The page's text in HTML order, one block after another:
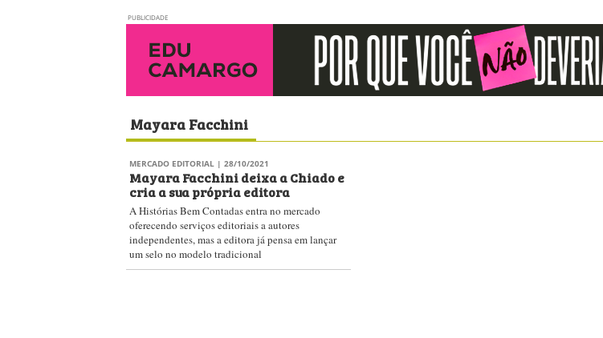
PUBLICIDADE
Mayara Facchini
MERCADO EDITORIAL | 28/10/2021
Mayara Facchini deixa a Chiado e
cria a sua própria editora
A Histórias Bem Contadas entra no mercado
oferecendo serviços editoriais a autores
independentes, mas a editora já pensa em lançar
um selo no modelo tradicional